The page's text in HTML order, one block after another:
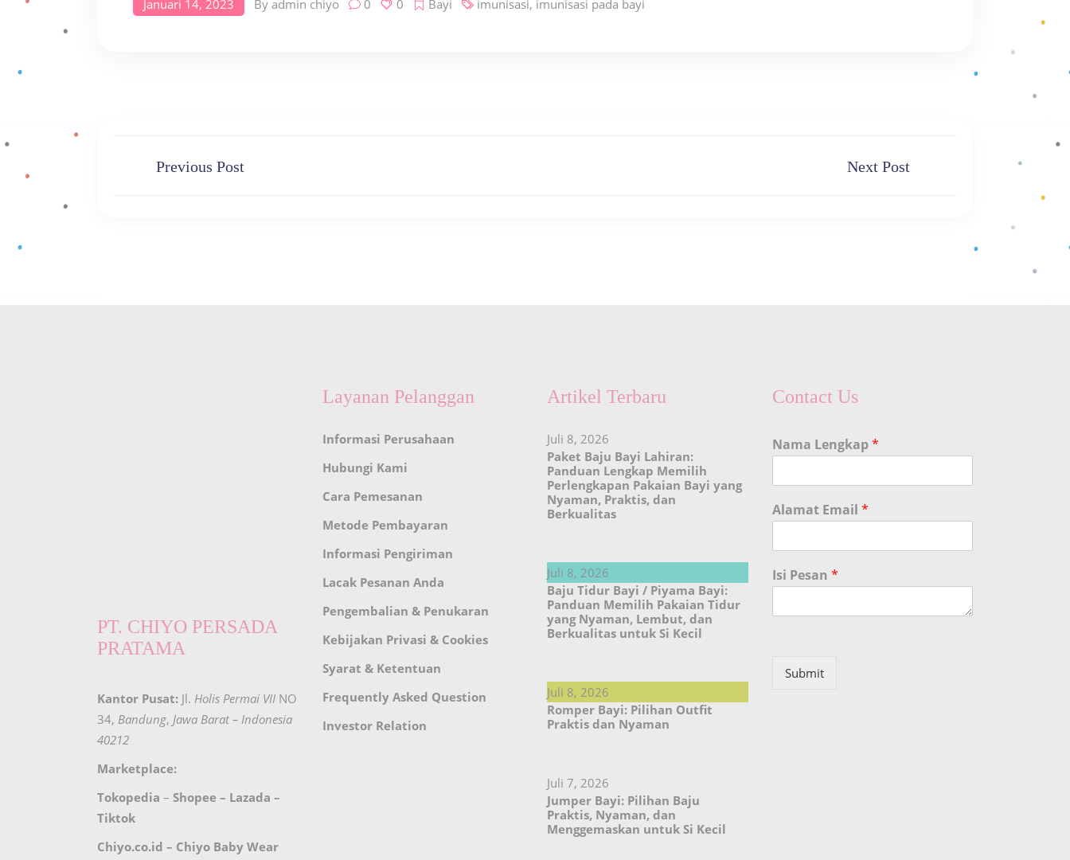
Januari 14, 2023 By admin chiyo 0 0 Bayi imunisasi, imunisasi pada bayi
Previous Post Next Post
PT. CHIYO PERSADA
PRATAMA
Kantor Pusat: Jl. Holis Permai VII NO
34, Bandung, Jawa Barat – Indonesia
40212
Marketplace:
Tokopedia – Shopee – Lazada –
Tiktok
Chiyo.co.id – Chiyo Baby Wear
Layanan Pelanggan
Informasi Perusahaan
Hubungi Kami
Cara Pemesanan
Metode Pembayaran
Informasi Pengiriman
Lacak Pesanan Anda
Pengembalian & Penukaran
Kebijakan Privasi & Cookies
Syarat & Ketentuan
Frequently Asked Question
Investor Relation
Artikel Terbaru
Juli 8, 2026
Paket Baju Bayi Lahiran:
Panduan Lengkap Memilih
Perlengkapan Pakaian Bayi yang
Nyaman, Praktis, dan
Berkualitas
Juli 8, 2026
Baju Tidur Bayi / Piyama Bayi:
Panduan Memilih Pakaian Tidur
yang Nyaman, Lembut, dan
Berkualitas untuk Si Kecil
Juli 8, 2026
Romper Bayi: Pilihan Outfit
Praktis dan Nyaman
Juli 7, 2026
Jumper Bayi: Pilihan Baju
Praktis, Nyaman, dan
Menggemaskan untuk Si Kecil
Contact Us
Nama Lengkap*
Alamat Email *
Isi Pesan *
Submit